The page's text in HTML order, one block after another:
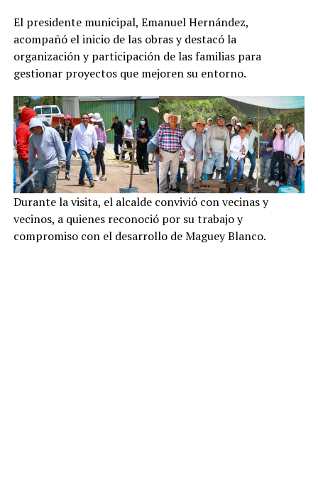
El presidente municipal, Emanuel Hernández,
acompañó el inicio de las obras y destacó la
organización y participación de las familias para
gestionar proyectos que mejoren su entorno.
Durante la visita, el alcalde convivió con vecinas y
vecinos, a quienes reconoció por su trabajo y
compromiso con el desarrollo de Maguey Blanco.